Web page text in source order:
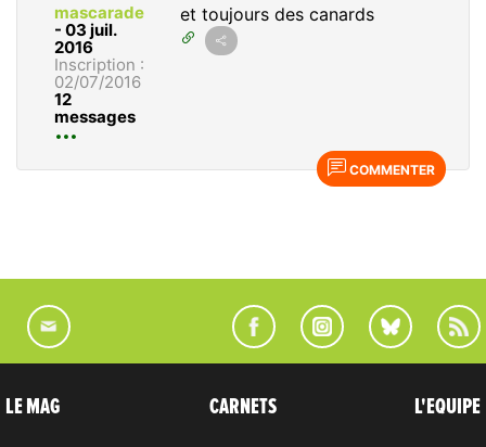
mascarade
- 03 juil.
2016
Inscription :
02/07/2016
12
messages
et toujours des canards
COMMENTER
LE MAG CARNETS L'EQUIPE